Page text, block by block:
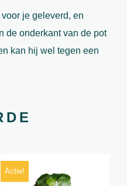
je geleverd, en
de onderkant van de pot
kan hij wel tegen een
Actie!